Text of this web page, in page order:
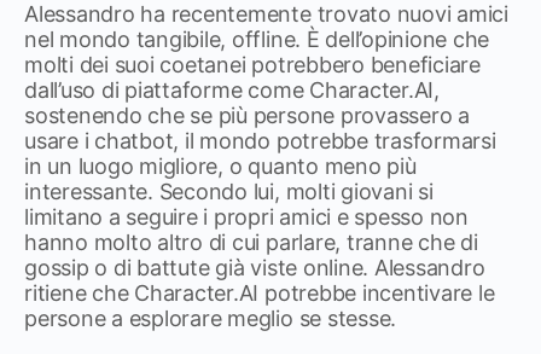
Alessandro ha recentemente trovato nuovi amici
nel mondo tangibile, offline. È dell’opinione che
molti dei suoi coetanei potrebbero beneficiare
dall’uso di piattaforme come Character.AI,
sostenendo che se più persone provassero a
usare i chatbot, il mondo potrebbe trasformarsi
in un luogo migliore, o quanto meno più
interessante. Secondo lui, molti giovani si
limitano a seguire i propri amici e spesso non
hanno molto altro di cui parlare, tranne che di
gossip o di battute già viste online. Alessandro
ritiene che Character.AI potrebbe incentivare le
persone a esplorare meglio se stesse.